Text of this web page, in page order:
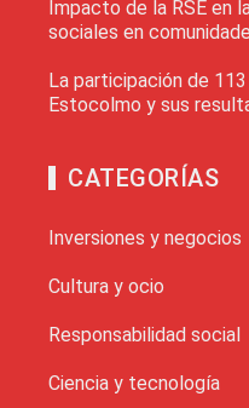
Impacto de la RSE en
sociales en
La participación de
Estocolmo y sus
CATEGORÍAS
Inversiones y negocios
Cultura y ocio
Responsabilidad social
Ciencia y tecnología